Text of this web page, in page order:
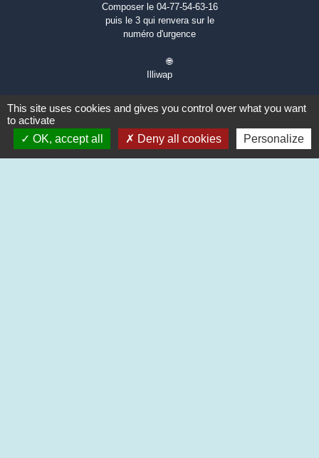
Composer le 04-77-54-63-16
puis le 3 qui renvera sur le
numéro d'urgence
🌐
Illiwap
This site uses cookies and gives you control over what you want
to activate
OK, accept all
Deny all cookies Personalize